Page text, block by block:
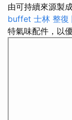
由可持續來源製
buffet 士林 整復
特氣味配件，以